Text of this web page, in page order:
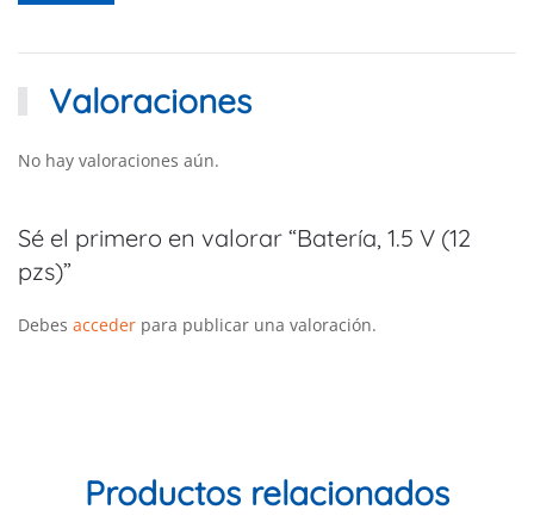
Valoraciones
No hay valoraciones aún.
Sé el primero en valorar “Batería, 1.5 V (12
pzs)”
Debes acceder para publicar una valoración.
Productos relacionados